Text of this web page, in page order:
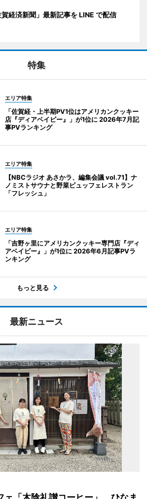
賀経済新聞」最新記事を LINE で配信
特集
エリア特集
「佐賀経・上半期PV1位はアメリカンクッキー
店『ディアベイビー』」が1位に 2026年7月記
事PVランキング
エリア特集
【NBCラジオ あさかラ、編集会議 vol.71】ナ
ノミストサウナと野菜ビュッフェレストラン
「フレッシュ」
エリア特集
「吉野ヶ里にアメリカンクッキー専門店『ディ
アベイビー』」が1位に 2026年6月記事PVラ
ンキング
もっと見る
最新ニュース